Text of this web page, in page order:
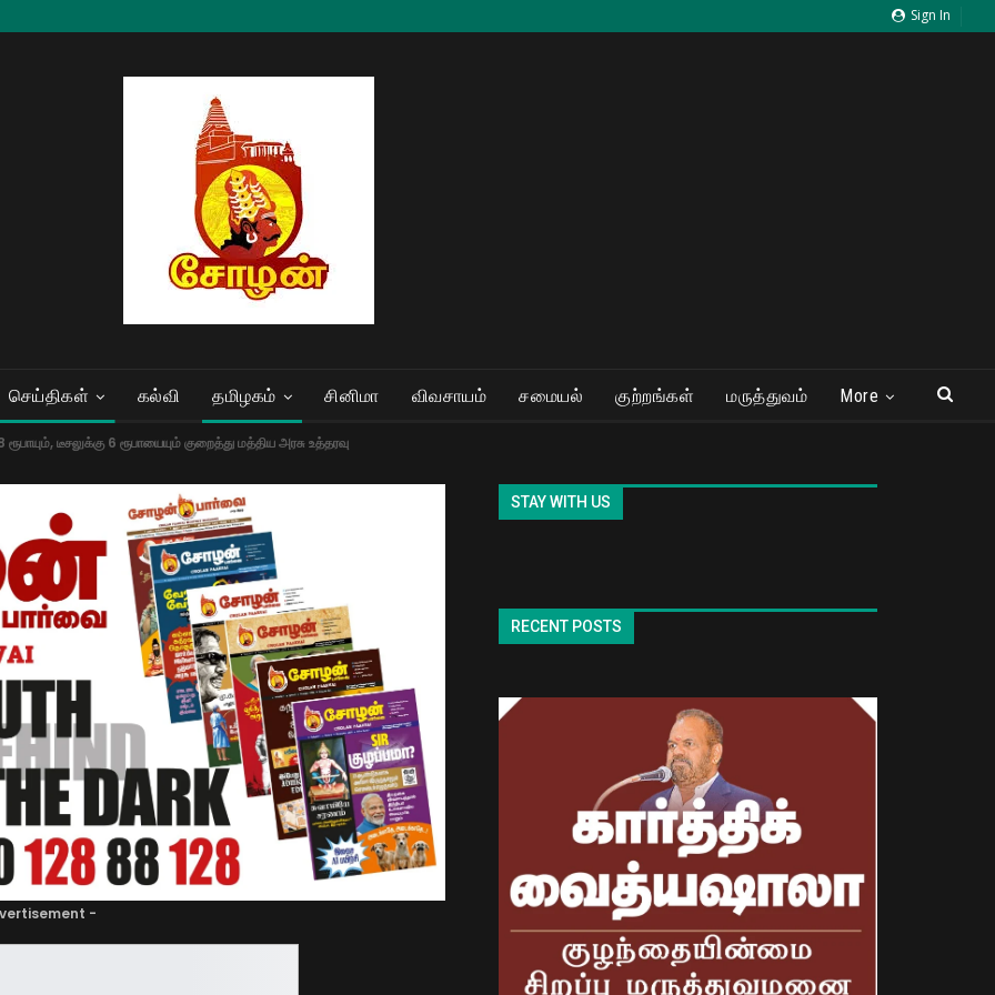
Sign In
செய்திகள் கல்வி தமிழகம் சினிமா விவசாயம் சமையல் குற்றங்கள் மருத்துவம் More
டீசலுக்கு 6 ரூபாயையும் குறைத்து மத்திய அரசு உத்தரவு
-
STAY WITH US
RECENT POSTS